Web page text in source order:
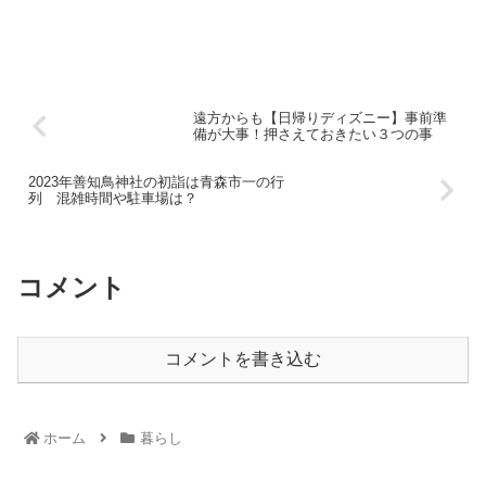
遠方からも【日帰りディズニー】事前準
備が大事！押さえておきたい３つの事
2023年善知鳥神社の初詣は青森市一の行
列 混雑時間や駐車場は？
コメント
コメントを書き込む
ホーム 暮らし